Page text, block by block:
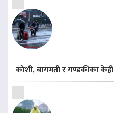
कोशी, बागमती र गण्डकीका केही